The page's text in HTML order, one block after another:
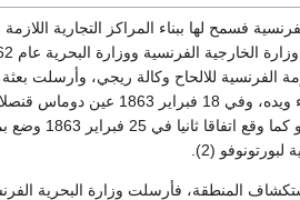
فسمح لها ببناء المراكز التجارية
الفرنسية للالحاح وكالة ريجي، وأرسلت
السماح
(2).
المنطقة، فأرسلت وزارة البحرية